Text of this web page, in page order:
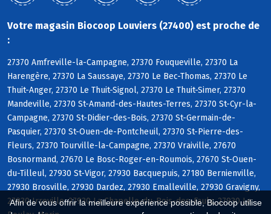
Afin de vous offrir la meilleure expérience possible, Biocoop utilise
Votre magasin Biocoop Louviers (27400) est proche de
:
27370 Amfreville-la-Campagne, 27370 Fouqueville, 27370 La
Harengère, 27370 La Saussaye, 27370 Le Bec-Thomas, 27370 Le
Thuit-Anger, 27370 Le Thuit-Signol, 27370 Le Thuit-Simer, 27370
Mandeville, 27370 St-Amand-des-Hautes-Terres, 27370 St-Cyr-la-
Campagne, 27370 St-Didier-des-Bois, 27370 St-Germain-de-
Pasquier, 27370 St-Ouen-de-Pontcheuil, 27370 St-Pierre-des-
Fleurs, 27370 Tourville-la-Campagne, 27370 Vraiville, 27670
Bosnormand, 27670 Le Bosc-Roger-en-Roumois, 27670 St-Ouen-
du-Tilleul, 27930 St-Vigor, 27930 Bacquepuis, 27180 Bernienville,
27930 Brosville, 27930 Dardez, 27930 Emalleville, 27930 Gravigny,
27930 Irreville, 27930 La Chapelle-du-Bois-des-Faulx, 27930 Le